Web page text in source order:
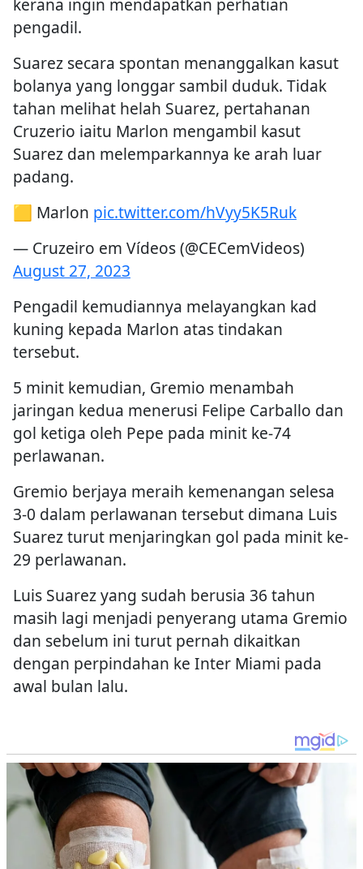
kerana ingin mendapatkan perhatian
pengadil.
Suarez secara spontan menanggalkan kasut
bolanya yang longgar sambil duduk. Tidak
tahan melihat helah Suarez, pertahanan
Cruzerio iaitu Marlon mengambil kasut
Suarez dan melemparkannya ke arah luar
padang.
🟨 Marlon pic.twitter.com/hVyy5K5Ruk
— Cruzeiro em Vídeos (@CECemVideos)
August 27, 2023
Pengadil kemudiannya melayangkan kad
kuning kepada Marlon atas tindakan
tersebut.
5 minit kemudian, Gremio menambah
jaringan kedua menerusi Felipe Carballo dan
gol ketiga oleh Pepe pada minit ke-74
perlawanan.
Gremio berjaya meraih kemenangan selesa
3-0 dalam perlawanan tersebut dimana Luis
Suarez turut menjaringkan gol pada minit ke-
29 perlawanan.
Luis Suarez yang sudah berusia 36 tahun
masih lagi menjadi penyerang utama Gremio
dan sebelum ini turut pernah dikaitkan
dengan perpindahan ke Inter Miami pada
awal bulan lalu.